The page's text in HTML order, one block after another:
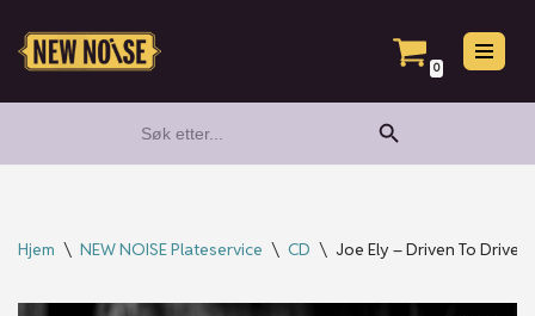
Hopp
0
for:
Search Button
Hjem \ NEW NOISE Plateservice \ CD \ Joe Ely – Driven To Drive